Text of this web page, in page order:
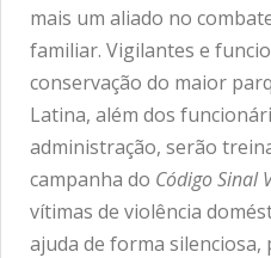
mais um aliado no
familiar. Vigilantes e
conservação do maior
Latina, além dos
administração, serão
campanha do Código Sinal
vítimas de violência
ajuda de forma silenciosa,